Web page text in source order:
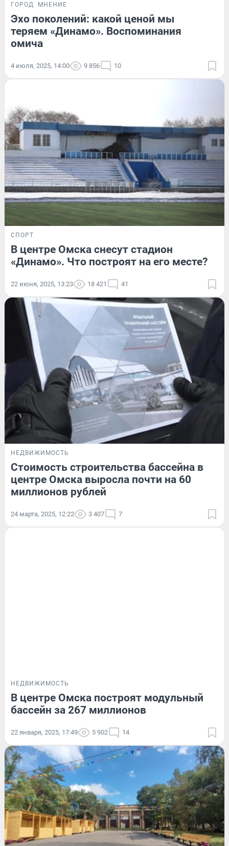
ГОРОД МНЕНИЕ
Эхо поколений: какой ценой мы
теряем «Динамо». Воспоминания
омича
4 июля, 2025, 14:00 9 856 10
СПОРТ
В центре Омска снесут стадион
«Динамо». Что построят на его месте?
22 июня, 2025, 13:23 18 421 41
НЕДВИЖИМОСТЬ
Стоимость строительства бассейна в
центре Омска выросла почти на 60
миллионов рублей
24 марта, 2025, 12:22 3 407 7
НЕДВИЖИМОСТЬ
В центре Омска построят модульный
бассейн за 267 миллионов
22 января, 2025, 17:49 5 902 14